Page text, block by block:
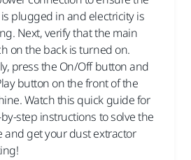
plugged in and electricity is
Next, verify that the main
on the back is turned on.
press the On/Off button and
button on the front of the
Watch this quick guide for
step instructions to solve the
and get your dust extractor